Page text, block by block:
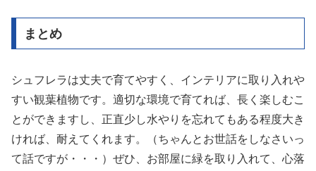
まとめ
シュフレラは丈夫で育てやすく、インテリアに取り入れや
すい観葉植物です。適切な環境で育てれば、長く楽しむこ
とができますし、正直少し水やりを忘れてもある程度大き
ければ、耐えてくれます。（ちゃんとお世話をしなさいっ
て話ですが・・・）ぜひ、お部屋に緑を取り入れて、心落